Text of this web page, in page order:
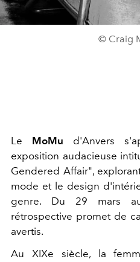
© Craig
Le MoMu d'Anvers
exposition audacieuse
Gendered Affair",
mode et le design
genre. Du 29 mars
rétrospective promet de
avertis.
Au XIXe siècle, la